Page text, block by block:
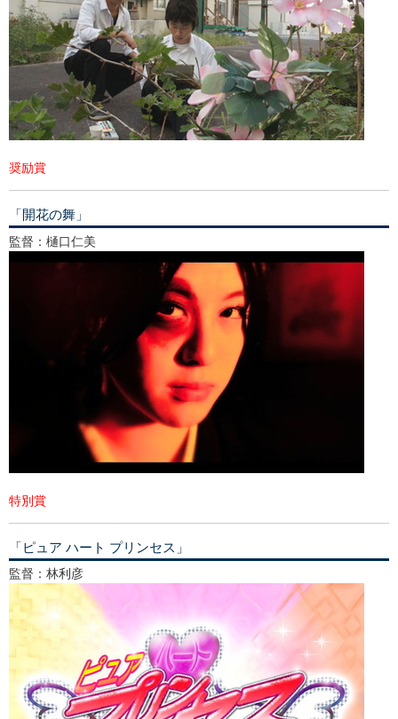
奨励賞
「開花の舞」
監督：樋口仁美
特別賞
「ピュア ハート プリンセス」
監督：林利彦